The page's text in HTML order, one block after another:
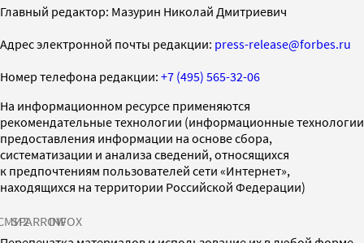
Главный редактор: Мазурин Николай Дмитриевич
Адрес электронной почты редакции: press-release@forbes.ru
Номер телефона редакции: +7 (495) 565-32-06
На информационном ресурсе применяются
рекомендательные технологии (информационные технологии
предоставления информации на основе сбора,
систематизации и анализа сведений, относящихся
к предпочтениям пользователей сети «Интернет»,
находящихся на территории Российской Федерации)
SPARROWINFOX